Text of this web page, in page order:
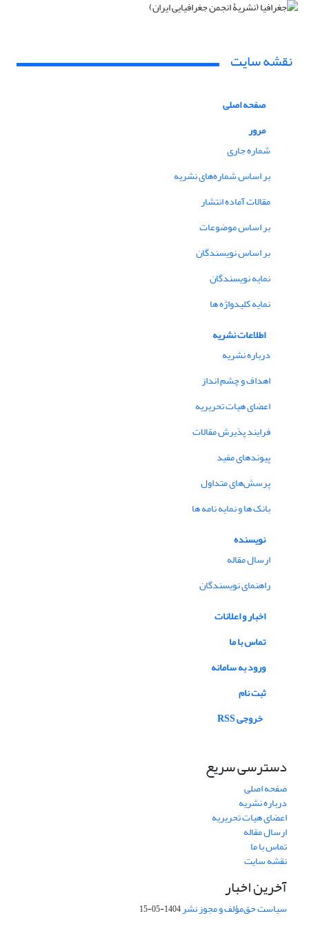
نقشه سایت
صفحه اصلی
مرور
شماره جاری
بر اساس شماره‌های نشریه
مقالات آماده انتشار
بر اساس موضوعات
بر اساس نویسندگان
نمایه نویسندگان
نمایه کلیدواژه ها
اطلاعات نشریه
درباره نشریه
اهداف و چشم انداز
اعضای هیات تحریریه
فرایند پذیرش مقالات
پیوندهای مفید
پرسش‌های متداول
بانک ها و نمایه نامه ها
نویسنده
ارسال مقاله
راهنمای نویسندگان
اخبار و اعلانات
تماس با ما
ورود به سامانه
ثبت نام
خروجی RSS
دسترسی سریع
صفحه اصلی
درباره نشریه
اعضای هیات تحریریه
ارسال مقاله
تماس با ما
نقشه سایت
آخرین اخبار
سیاست حق‌مؤلف و مجوز نشر1404-05-15